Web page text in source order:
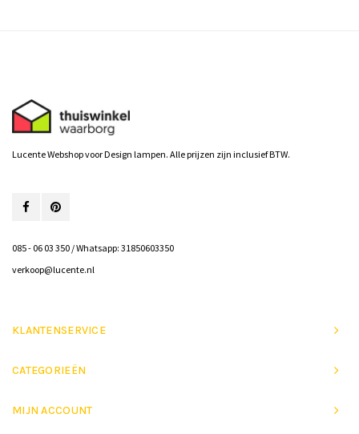
Lucente Webshop voor Design lampen. Alle prijzen zijn inclusief BTW.
085 - 06 03 350 / Whatsapp: 31850603350
verkoop@lucente.nl
KLANTENSERVICE
CATEGORIEËN
MIJN ACCOUNT